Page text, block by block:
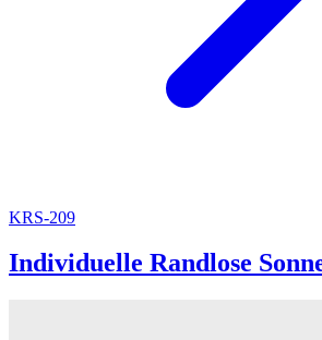
KRS-209
Individuelle Randlose